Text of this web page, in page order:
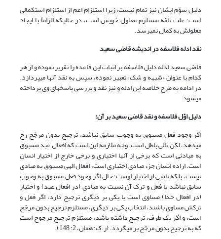
دلیل سوّم ایشان نیز تمام نیست، زیرا استلزام اعم از استلزام استکمالی
است؛ علت تامّه مستلزم معلول خویش است، در حالی‏که الزاماً با ایجاد
معلولش به کمال نمی‏رسد.
نقد ادله فلاسفه در اندیشه قاضی سعید
قاضی سعید ادله دلیل فلاسفه بر اثبات این قاعده را تقریر نموده و از هر
کدام با عنوان «شبهه و شک» تعبیر نموده، سپس به نقد آن‏ها می‏پردازد.
در ادامه به طرح خلاصه این ادله و نیز نقد و بررسی پاسخ‏های وی پرداخته
می‏شود.
دلیل اوّل فلاسفه و نقد قاضی سعید بر آن:
اگر وجود فعل مسبوق به وجوب سابق نباشد، ترجیح بدون مرجّح رخ
می‏دهد، لکن تالی باطل است. وجه ملازمه این است که افعال عبد مسبوق
به مبادئی است که برخی از آنها اختیاری و برخی خارج از اختیار انسان
است. اراده انسان جزء مبادی اختیاری است، افعال الهی مسبوق به مبادی
نیست، بلکه ناشی از اختیار اوست؛ حال اگر وجود فعل مسبوق به وجوب
سابق نباشد یا فعل و ترک آن نسبت به مبادی (در افعال عبد) و اختیار
(در افعال خدا) مساوی است یا یکی بر دیگری ترجیح دارد، اگر فعل و
ترکش مساوی باشند، انتخاب یکی بر دیگری، مستلزم ترجیح بدون مرجّح
است، و اگر یک طرف، ترجیح داشته باشد، مستلزم ترجیح مرجوح است
که به ترجیح بدون مرجّح بر می‏گردد. (ر.ک: همان، 2: 148).